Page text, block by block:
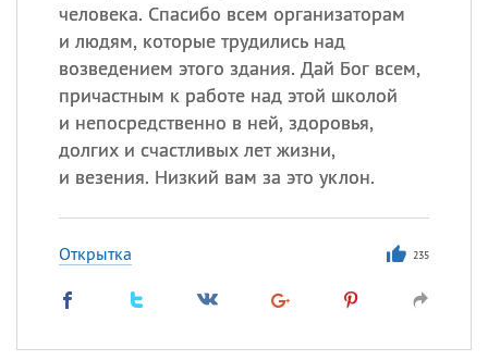
человека. Спасибо всем организаторам
и людям, которые трудились над
возведением этого здания. Дай Бог всем,
причастным к работе над этой школой
и непосредственно в ней, здоровья,
долгих и счастливых лет жизни,
и везения. Низкий вам за это уклон.
Открытка 235
ИМЕНА
Сегодня празднуют именины
Сергей, Теодор,